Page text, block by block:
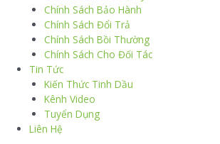
Chính Sách Bảo Hành
Chính Sách Đổi Trả
Chính Sách Bồi Thường
Chính Sách Cho Đối Tác
Tin Tức
Kiến Thức Tinh Dầu
Kênh Video
Tuyển Dụng
Liên Hệ